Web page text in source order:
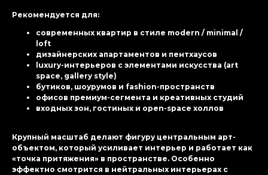
Рекомендуется для:
современных квартир в стиле modern / minimal /
loft
дизайнерских апартаментов и пентхаусов
luxury-интерьеров с элементами искусства (art
space, gallery style)
бутиков, шоурумов и fashion-пространств
офисов премиум-сегмента и креативных студий
входных зон, гостиных и open-space холлов
Крупный масштаб делают фигуру центральным арт-
объектом, который усиливает интерьер и работает как
«точка притяжения» в пространстве. Особенно
эффектно смотрится в нейтральных интерьерах с